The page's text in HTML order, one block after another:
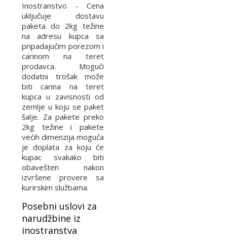
Inostranstvo - Cena
uključuje dostavu
paketa do 2kg težine
na adresu kupca sa
pripadajućim porezom i
carinom na teret
prodavca. Mogući
dodatni trošak može
biti carina na teret
kupca u zavisnosti od
zemlje u koju se paket
šalje. Za pakete preko
2kg težine i pakete
većih dimenzija moguća
je doplata za koju će
kupac svakako biti
obavešten nakon
izvršene provere sa
kurirskim službama.
Posebni uslovi za
narudžbine iz
inostranstva